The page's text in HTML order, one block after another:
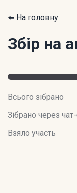
⬅️ На головну
Збір на
Всього зібрано
Зібрано через
Взяло участь